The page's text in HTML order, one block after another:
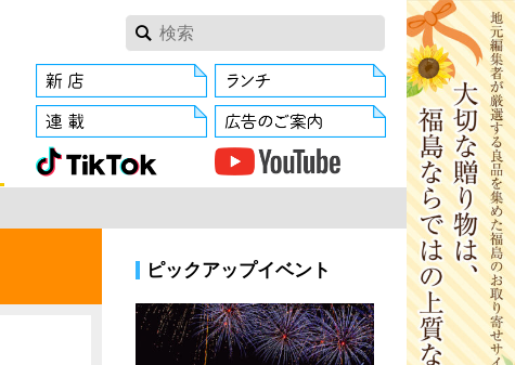
ピックアップイベント